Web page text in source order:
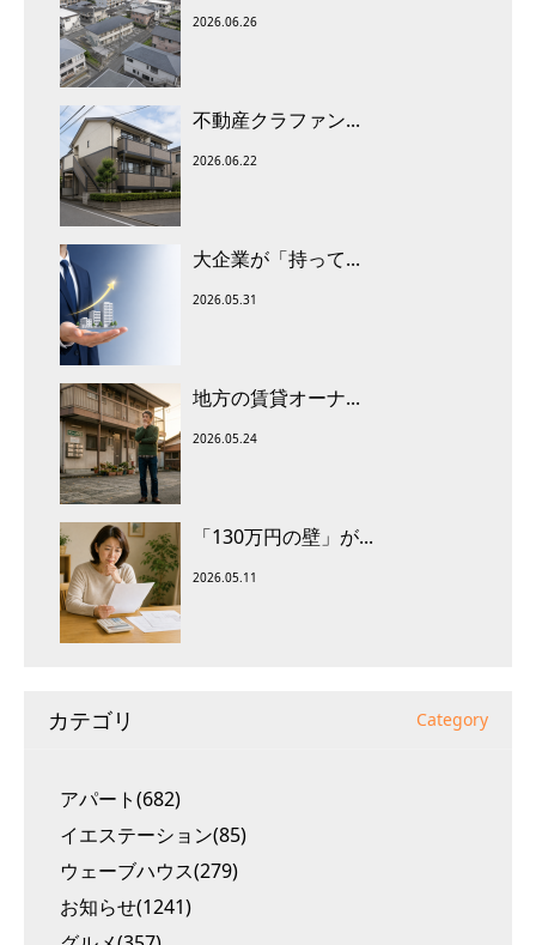
2026.06.26
不動産クラファン...
2026.06.22
大企業が「持って...
2026.05.31
地方の賃貸オーナ...
2026.05.24
「130万円の壁」が...
2026.05.11
カテゴリ Category
アパート(682)
イエステーション(85)
ウェーブハウス(279)
お知らせ(1241)